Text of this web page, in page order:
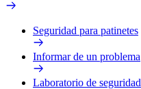
Seguridad para patinetes
Informar de un problema
Laboratorio de seguridad